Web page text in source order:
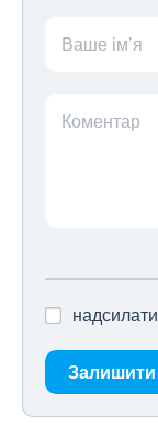
Ваше ім’я
Коментар